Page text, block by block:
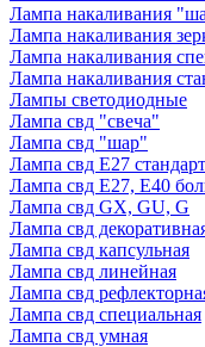
Лампа накаливания
Лампа накаливания
Лампа накаливания
Лампа накаливания
Лампы светодиодные
Лампа свд "свеча"
Лампа свд "шар"
Лампа свд E27 стандарт
Лампа свд E27, Е40
Лампа свд GX, GU, G
Лампа свд
Лампа свд капсульная
Лампа свд линейная
Лампа свд
Лампа свд специальная
Лампа свд умная